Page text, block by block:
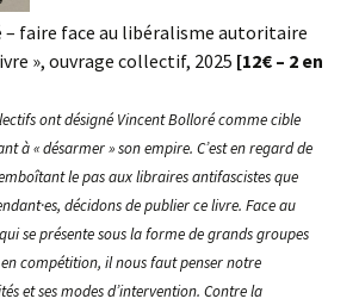
– faire face au libéralisme autoritaire
», ouvrage collectif, 2025 [12€ – 2 en
ont désigné Vincent Bolloré comme cible
à « désarmer » son empire. C’est en regard de
le pas aux libraires antifascistes que
décidons de publier ce livre. Face au
se présente sous la forme de grands groupes
compétition, il nous faut penser notre
et ses modes d’intervention. Contre la